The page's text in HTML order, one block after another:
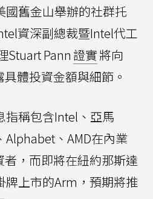
國舊金山舉辦的社群托
資深副總裁暨Intel代工
Stuart Pann 證實將向
體投資金額與細節。
指稱包含Intel、亞馬
Alphabet、AMD在內業
，而即將在紐約那斯達
牌上市的Arm，預期將推